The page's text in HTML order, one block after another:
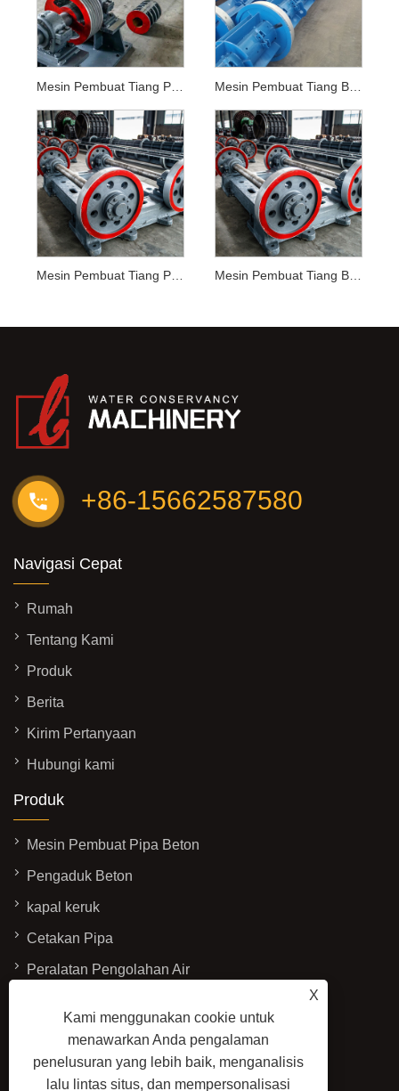
Mesin Pembuat Tiang Pintal Beton
Mesin Pembuat Tiang Putar Mesin Pembuat Tiang Beton Sentrifugal
X
Kami menggunakan cookie untuk
menawarkan Anda pengalaman
penelusuran yang lebih baik, menganalisis
lalu lintas situs, dan mempersonalisasi
+86-15662587580
Navigasi Cepat
Rumah
Tentang Kami
Produk
Berita
Kirim Pertanyaan
Hubungi kami
Produk
Mesin Pembuat Pipa Beton
Pengaduk Beton
kapal keruk
Cetakan Pipa
Peralatan Pengolahan Air
ALAMAT: No.3337, Jalan Yadong Barat,
Zona Pengembangan Ekonomi, Kota